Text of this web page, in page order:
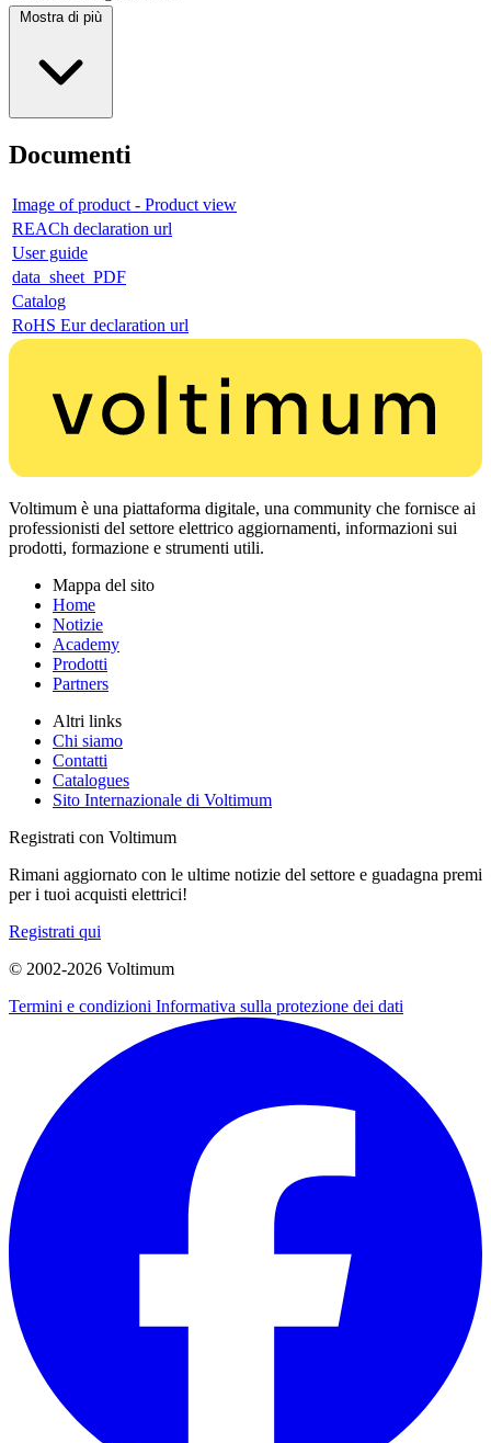
Mostra di più
Documenti
Image of product - Product view
REACh declaration url
User guide
data_sheet_PDF
Catalog
RoHS Eur declaration url
Voltimum è una piattaforma digitale, una community che fornisce ai
professionisti del settore elettrico aggiornamenti, informazioni sui
prodotti, formazione e strumenti utili.
Mappa del sito
Home
Notizie
Academy
Prodotti
Partners
Altri links
Chi siamo
Contatti
Catalogues
Sito Internazionale di Voltimum
Registrati con Voltimum
Rimani aggiornato con le ultime notizie del settore e guadagna premi
per i tuoi acquisti elettrici!
Registrati qui
© 2002-2026 Voltimum
Termini e condizioni Informativa sulla protezione dei dati